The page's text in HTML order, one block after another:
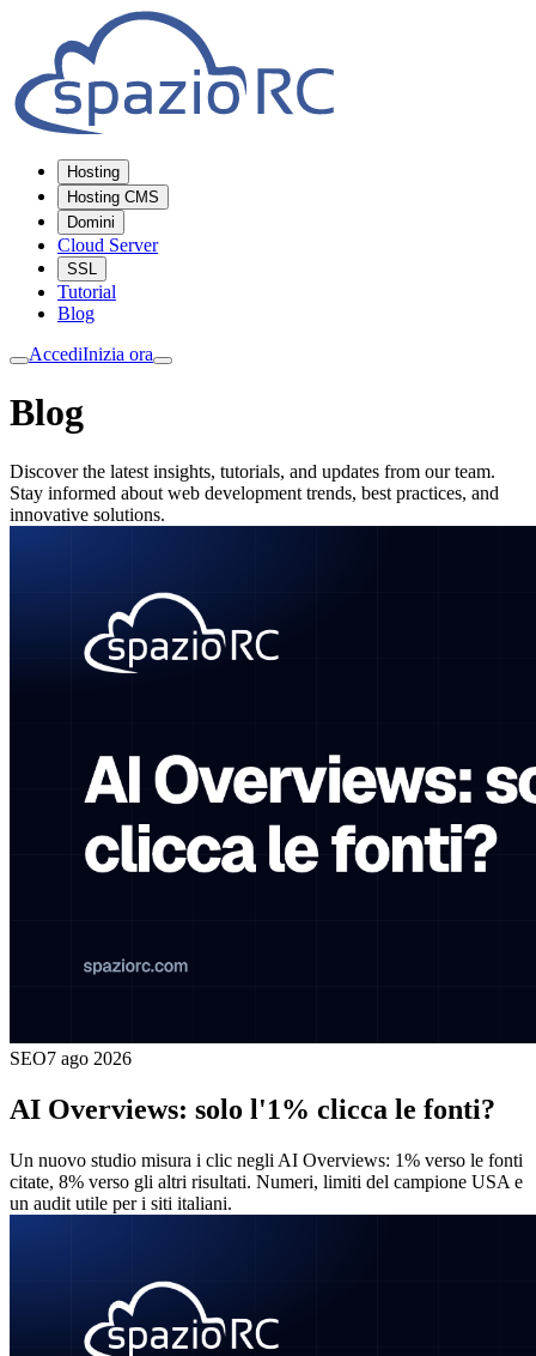
Hosting
Hosting CMS
Domini
Cloud Server
SSL
Tutorial
Blog
AccediInizia ora
Blog
Discover the latest insights, tutorials, and updates from our team.
Stay informed about web development trends, best practices, and
innovative solutions.
SEO7 ago 2026
AI Overviews: solo l'1% clicca le fonti?
Un nuovo studio misura i clic negli AI Overviews: 1% verso le fonti
citate, 8% verso gli altri risultati. Numeri, limiti del campione USA e
un audit utile per i siti italiani.